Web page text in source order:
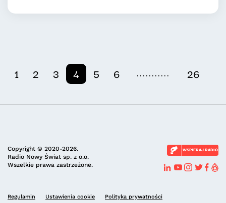
1 2 3 4 5 6 ........... 26
Copyright © 2020-2026.
Radio Nowy Świat sp. z o.o.
Wszelkie prawa zastrzeżone.
WSPIERAJ RADIO
Regulamin Ustawienia cookie Polityka prywatności